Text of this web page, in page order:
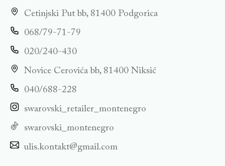
Cetinjski Put bb, 81400 Podgorica
068/79-71-79
020/240-430
Novice Cerovića bb, 81400 Niksić
040/688-228
swarovski_retailer_montenegro
swarovski_montenegro
ulis.kontakt@gmail.com